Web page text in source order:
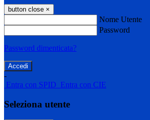
button close ×
Nome Utente
Password
Password dimenticata?
-
Entra con SPID Entra con CIE
Seleziona utente